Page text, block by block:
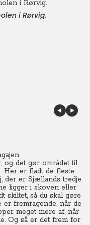
i Rørvig.
og det gør området til
Her er fladt de fleste
der er Sjællands tredje
ligger i skoven eller
skiltet, så du skal gøre
er fremragende, når de
meget mere af, når
Og så er det frem for